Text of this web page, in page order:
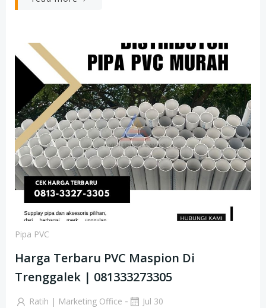
Pipa PVC
Harga Terbaru PVC Maspion Di
Trenggalek | 081333273305
Ratih | Marketing Office - Jul 30